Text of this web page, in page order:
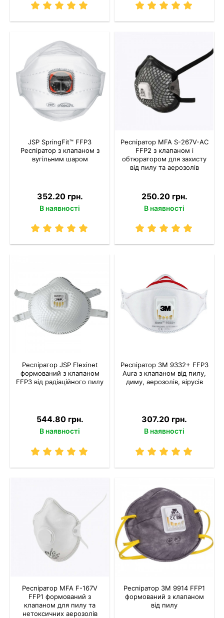
JSP SpringFit™ FFP3
Респіратор з клапаном з
вугільним шаром
352.20 грн.
В наявності
Респіратор MFA S-267V-AC
FFP2 з клапаном і
обтюратором для захисту
від пилу та аерозолів
250.20 грн.
В наявності
Респіратор JSP Flexinet
формований з клапаном
FFP3 від радіаційного пилу
544.80 грн.
В наявності
Респіратор 3M 9332+ FFP3
Aura з клапаном від пилу,
диму, аерозолів, вірусів
307.20 грн.
В наявності
Респіратор MFA F-167V
FFP1 формований з
клапаном для пилу та
нетоксичних аерозолів
Респіратор 3M 9914 FFP1
формований з клапаном
від пилу